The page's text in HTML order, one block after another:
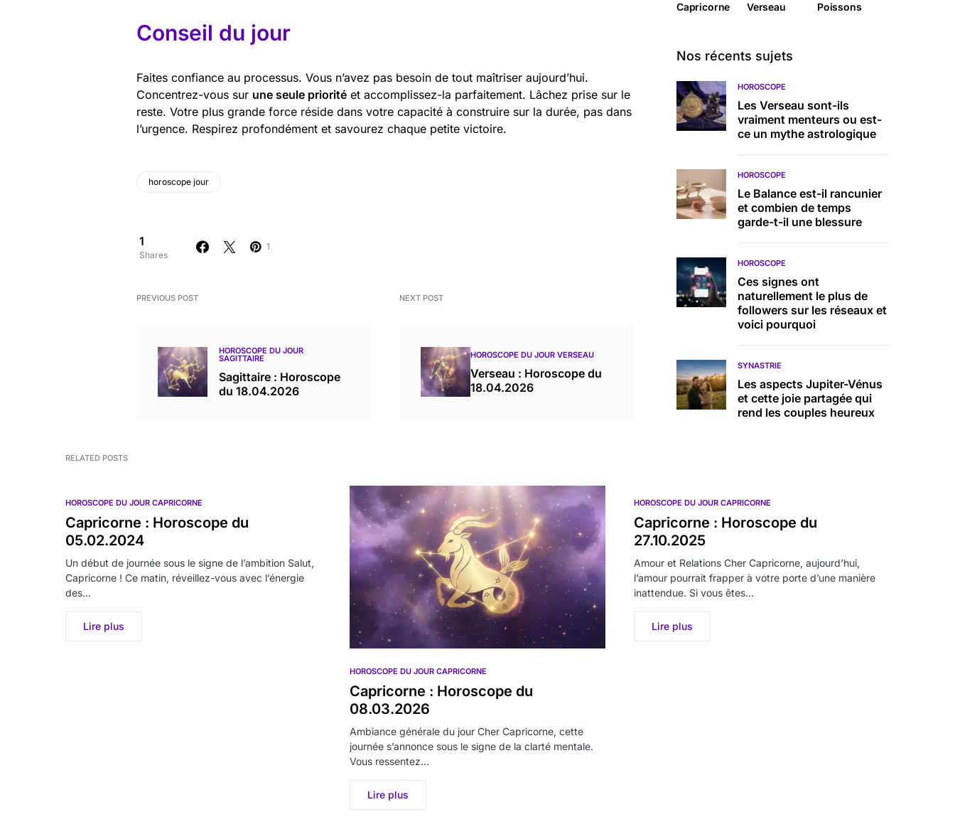
Conseil du jour
Faites confiance au processus. Vous n’avez pas besoin de tout maîtriser aujourd’hui.
Concentrez-vous sur une seule priorité et accomplissez-la parfaitement. Lâchez prise sur le
reste. Votre plus grande force réside dans votre capacité à construire sur la durée, pas dans
l’urgence. Respirez profondément et savourez chaque petite victoire.
horoscope jour
1
Shares
1
PREVIOUS POST
HOROSCOPE DU JOUR
SAGITTAIRE
Sagittaire : Horoscope
du 18.04.2026
NEXT POST
HOROSCOPE DU JOUR VERSEAU
Verseau : Horoscope du
18.04.2026
Capricorne Verseau Poissons
Nos récents sujets
HOROSCOPE
Les Verseau sont-ils
vraiment menteurs ou est-
ce un mythe astrologique
HOROSCOPE
Le Balance est-il rancunier
et combien de temps
garde-t-il une blessure
HOROSCOPE
Ces signes ont
naturellement le plus de
followers sur les réseaux et
voici pourquoi
SYNASTRIE
Les aspects Jupiter-Vénus
et cette joie partagée qui
rend les couples heureux
RELATED POSTS
HOROSCOPE DU JOUR CAPRICORNE
Capricorne : Horoscope du
05.02.2024
Un début de journée sous le signe de l’ambition Salut,
Capricorne ! Ce matin, réveillez-vous avec l’énergie
des…
Lire plus
HOROSCOPE DU JOUR CAPRICORNE
Capricorne : Horoscope du
08.03.2026
Ambiance générale du jour Cher Capricorne, cette
journée s’annonce sous le signe de la clarté mentale.
Vous ressentez…
Lire plus
HOROSCOPE DU JOUR CAPRICORNE
Capricorne : Horoscope du
27.10.2025
Amour et Relations Cher Capricorne, aujourd’hui,
l’amour pourrait frapper à votre porte d’une manière
inattendue. Si vous êtes…
Lire plus